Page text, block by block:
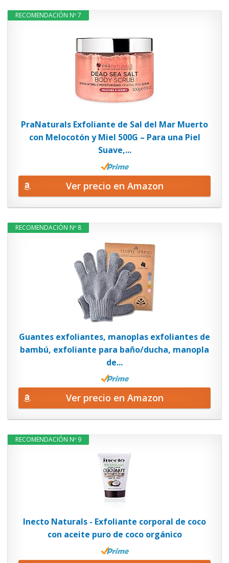
RECOMENDACIÓN Nº 7
PraNaturals Exfoliante de Sal del Mar Muerto
con Melocotón y Miel 500G – Para una Piel
Suave,...
Ver precio en Amazon
RECOMENDACIÓN Nº 8
Guantes exfoliantes, manoplas exfoliantes de
bambú, exfoliante para baño/ducha, manopla
de...
Ver precio en Amazon
RECOMENDACIÓN Nº 9
Inecto Naturals - Exfoliante corporal de coco
con aceite puro de coco orgánico